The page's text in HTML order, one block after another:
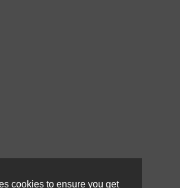
cookies to ensure you get